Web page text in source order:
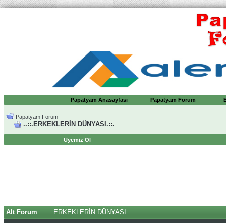
Papatyam Anasayfası Papatyam Forum
Papatyam Forum
..::.ERKEKLERİN DÜNYASI.::.
Üyemiz Ol
Alt Forum : ..::.ERKEKLERİN DÜNYASI.::.